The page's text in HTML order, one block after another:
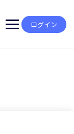
ログイン